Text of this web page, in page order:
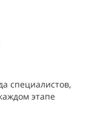
специалистов,
этапе